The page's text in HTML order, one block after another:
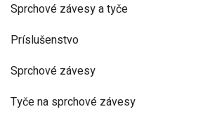
Sprchové závesy a tyče
Príslušenstvo
Sprchové závesy
Tyče na sprchové závesy